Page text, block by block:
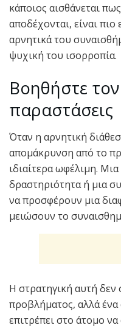
κάποιος αισθάνεται
αποδέχονται, είναι
αρνητικά του
ψυχική του ισορροπία.
Βοηθήστε
παραστάσεις
Όταν η αρνητική
απομάκρυνση από το
ιδιαίτερα ωφέλιμη.
δραστηριότητα ή μια
να προσφέρουν μια
μειώσουν το
Η στρατηγική αυτή δεν
προβλήματος, αλλά ένα
επιτρέπει στο άτομο